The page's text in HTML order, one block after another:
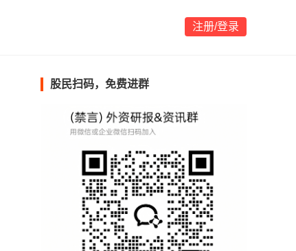
注册/登录
股民扫码，免费进群